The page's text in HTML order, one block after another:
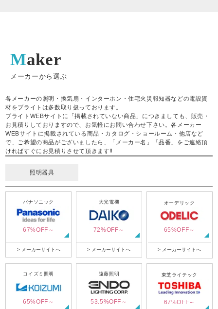
Maker
メーカーから選ぶ
各メーカーの照明・換気扇・インターホン・住宅火災報知器などの電設資
材をブライトは多数取り扱っております。
ブライトWEBサイトに「掲載されていない商品」につきましても、販売・
お見積りしておりますので、お気軽にお問い合わせ下さい。各メーカー
WEBサイトに掲載されている商品・カタログ・ショールーム・他店など
で、ご希望の商品がございましたら、「メーカー名」「品番」をご連絡頂
ければすぐにお見積りさせて頂きます‼
照明器具
パナソニック
67%OFF～
> メーカーサイトへ
大光電機
72%OFF～
> メーカーサイトへ
オーデリック
65%OFF～
> メーカーサイトへ
コイズミ照明
65%OFF～
遠藤照明
53.5%OFF～
東芝ライテック
67%OFF～